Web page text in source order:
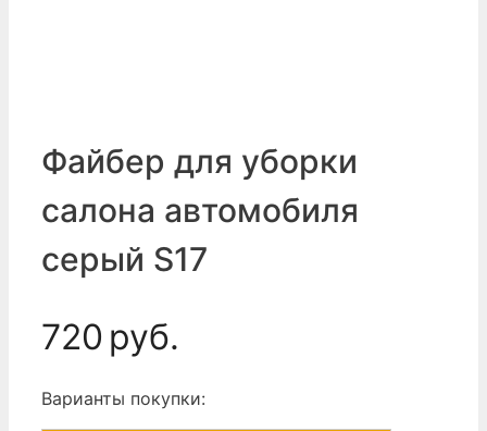
Файбер для уборки
салона автомобиля
серый S17
720 руб.
Варианты покупки: